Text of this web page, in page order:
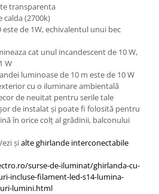
transparenta
calda (2700k)
este de 1W, echivalentul unui bec
cat unul incandescent de 10 W,
W
luminoase de 10 m este de 10 W
cu o iluminare ambientală
de neuitat pentru serile tale
de instalat și poate fi folosită pentru
în orice colț al grădinii, balconului
șialte ghirlande interconectabile
surse-de-iluminat/ghirlanda-cu-
incluse-filament-led-s14-lumina-
lumini.html